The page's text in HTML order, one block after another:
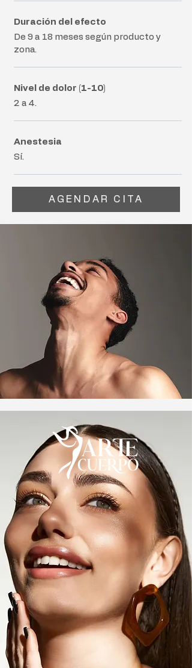
Duración del efecto
De 9 a 18 meses según producto y
zona.
Nivel de dolor (1-10)
2 a 4.
Anestesia
Sí.
AGENDAR CITA